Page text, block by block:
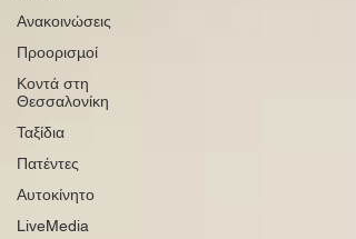
Ανακοινώσεις
Προορισμοί
Κοντά στη
Θεσσαλονίκη
Ταξίδια
Πατέντες
Αυτοκίνητο
LiveMedia